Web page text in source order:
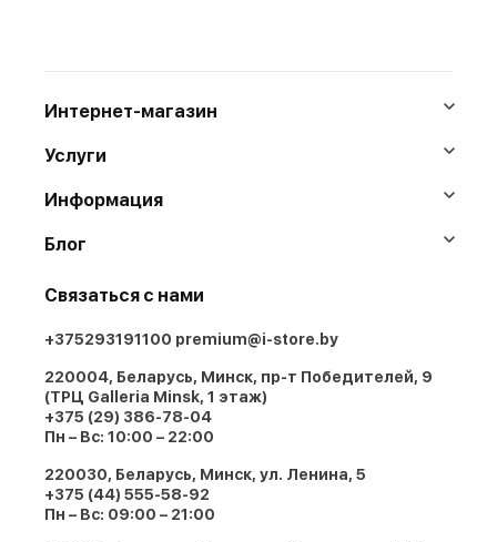
Интернет-магазин
Услуги
Информация
Блог
Связаться с нами
+375293191100 premium@i-store.by
220004, Беларусь, Минск, пр-т Победителей, 9
(ТРЦ Galleria Minsk, 1 этаж)
+375 (29) 386-78-04
Пн – Вс: 10:00 – 22:00
220030, Беларусь, Минск, ул. Ленина, 5
+375 (44) 555-58-92
Пн – Вс: 09:00 – 21:00